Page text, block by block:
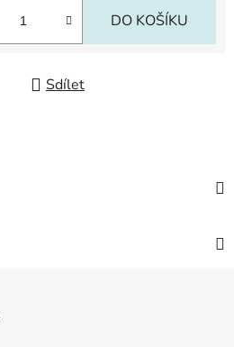
DO KOŠÍKU
Sdílet